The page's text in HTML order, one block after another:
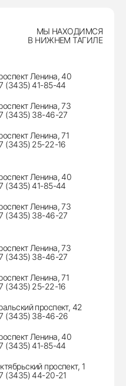
МЫ НАХОДИМСЯ
В НИЖНЕМ ТАГИЛЕ
Ленина, 40
(3435) 41-85-44
Ленина, 73
(3435) 38-46-27
Ленина, 71
(3435) 25-22-16
Ленина, 40
(3435) 41-85-44
Ленина, 73
(3435) 38-46-27
Ленина, 73
(3435) 38-46-27
Ленина, 71
(3435) 25-22-16
проспект, 42
(3435) 38-46-26
Ленина, 40
(3435) 41-85-44
проспект, 1
(3435) 44-20-21